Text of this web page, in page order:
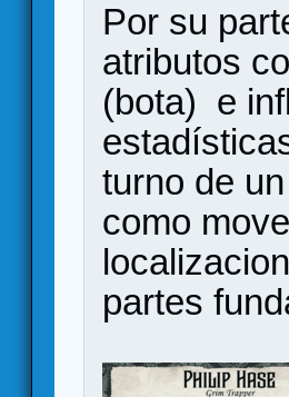
Por su
atributos
(bota) e
turno de
como
partes